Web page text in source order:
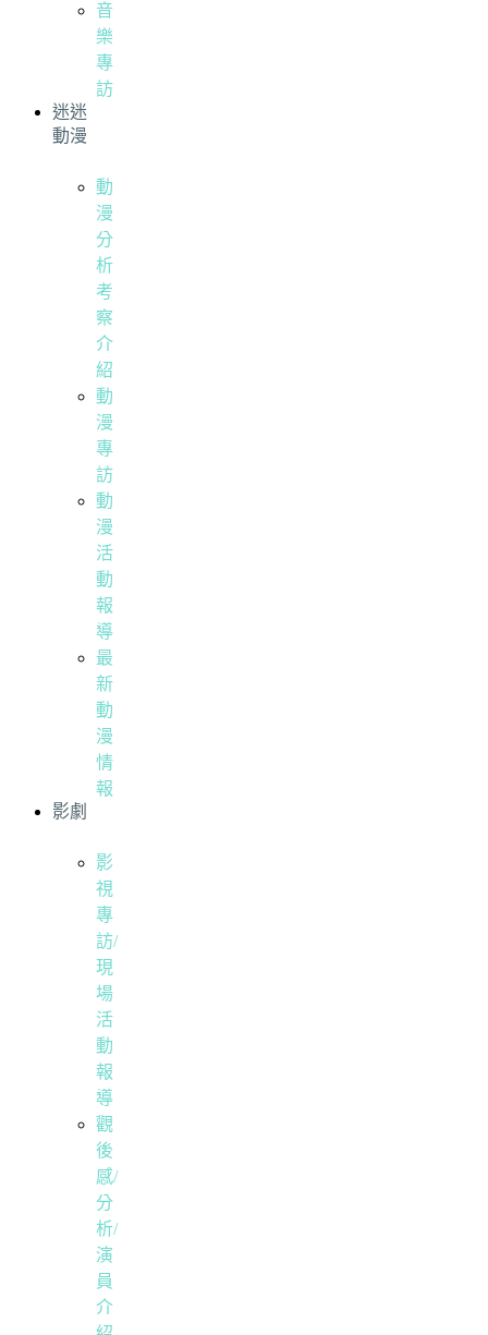
音
樂
專
訪
迷迷
動漫
動
漫
分
析
考
察
介
紹
動
漫
專
訪
動
漫
活
動
報
導
最
新
動
漫
情
報
影劇
影
視
專
訪/
現
場
活
動
報
導
觀
後
感/
分
析/
演
員
介